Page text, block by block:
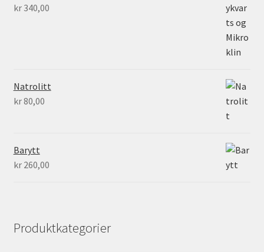
kr340,00
Natrolitt
kr80,00
Barytt
kr260,00
Produktkategorier